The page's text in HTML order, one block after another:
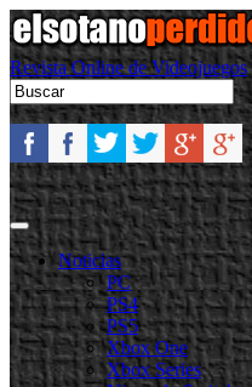
Revista Online de Videojuegos
Noticias
PC
PS4
PS5
Xbox One
Xbox Series